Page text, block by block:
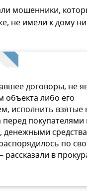
мошенники,
не имели к дому
договоры, не
объекта либо его
исполнить взятые
перед покупателями
денежными
по
в